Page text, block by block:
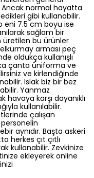
normal hayatta
gibi kullanabilir.
eni 7.5 cm boyu ise
sağlam bir
üretilen bu ürünler
arması peç
oldukça kullanışlı
çanta üniforma ve
ve kirlendiğinde
Islak biz bir bez
Yanmaz
karşı dayanıklı
kullanılabilir.
çalışan
aynıdır. Başta askeri
herkes çıt çıtlı
kullanabilir. Zevkinize
ekleyerek online